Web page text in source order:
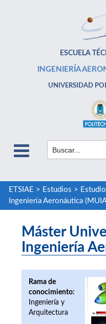
ESCUELA
INGENIERÍA
UNIVERSIDAD
ETSIAE > Estudios >
Ingeniería Aeronáutica
Máster
Ingeniería
Rama de
conocimiento:
Ingeniería y
Arquitectura